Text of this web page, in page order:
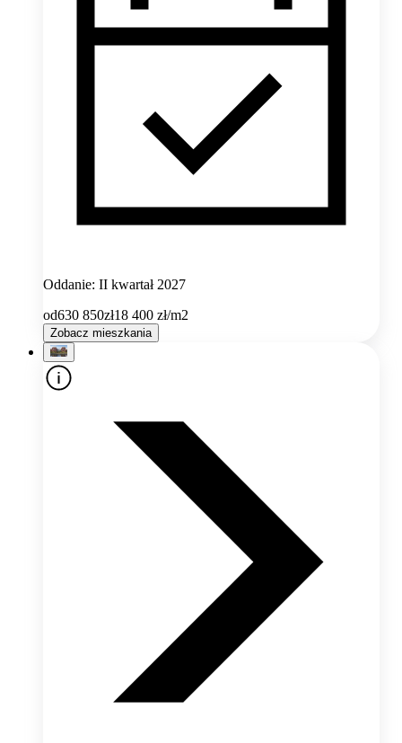
Oddanie: II kwartał 2027
od630 850zł18 400 zł/m2
Zobacz mieszkania